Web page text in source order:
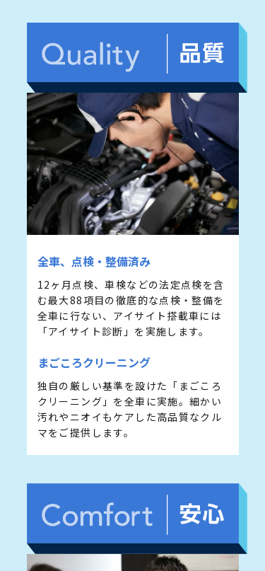
全⾞、点検・整備済み
12ヶ⽉点検、⾞検などの法定点検を含
む最⼤88項⽬の徹底的な点検・整備を
全⾞に⾏ない、アイサイト搭載⾞には
「アイサイト診断」を実施します。
まごころクリーニング
独⾃の厳しい基準を設けた「まごころ
クリーニング」を全⾞に実施。細かい
汚れやニオイもケアした⾼品質なクル
マをご提供します。